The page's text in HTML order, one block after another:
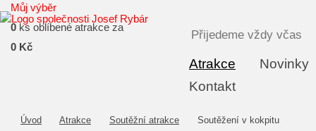
Atrakce
Novinky
Kontakt
Můj výběr
0 ks oblíbené atrakce za
0 Kč
Přijedeme vždy včas
Úvod Atrakce Soutěžní atrakce Soutěžení v kokpitu